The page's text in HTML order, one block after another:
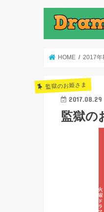
HOME 2017年
監獄のお姫さま
2017.08.29
監獄の